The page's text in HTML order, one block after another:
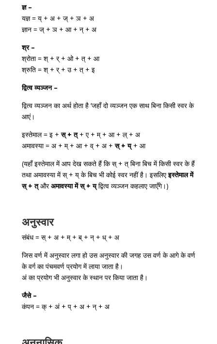
ज्ञ –
यज्ञ = य् + अ + ज् + ञ + अ
ज्ञान = ज् + ञ + आ + न् + अ
श्र –
श्रोता = श् + र् + ओ + त् + आ
श्रुति = श् + र् + उ + त् + इ
द्वित्व व्यञ्जन –
द्वित्व व्यञ्जन का अर्थ होता है ‘जहाँ दो व्यञ्जन एक साथ बिना किसी स्वर के
आएं।
इस्तेमाल = इ +स् + त्+ ए + म् + आ + ल् + अ
अमावस्या = अ + म् + आ + व् + अ +स् + य्+ आ
(यहाँ इस्तेमाल में आप देख सकते हैं कि स् + त् बिना बिच में किसी स्वर के हैं
तथा अमावस्या में स् + य् के बिच भी कोई स्वर नहीं है। इसलिएइस्तेमाल में
स् + त्औरअमावस्या में स् + य्द्वित्व व्यञ्जन कहलाए जाएँगे।)
अनुस्वार
संबंध = स् + अ + म् + ब् + न् + ध् + अ
जिस वर्ण में अनुस्वार लगा हो उस अनुस्वार की जगह उस वर्ण के आगे के वर्ण
के वर्ग का पंचमवर्ण प्रयोग में लाया जाता है।
अं का प्रयोग भी अनुस्वार के स्थान पर किया जाता है।
जैसे –
कंपन = क् + अं + प् + अ + न् + अ